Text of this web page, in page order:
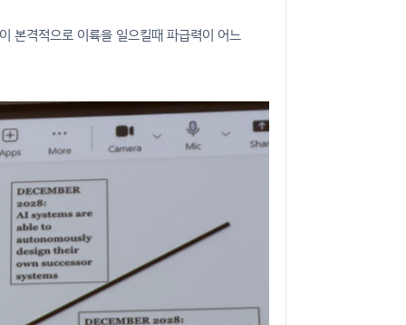
본격적으로 이륙을 일으킬때 파급력이 어느